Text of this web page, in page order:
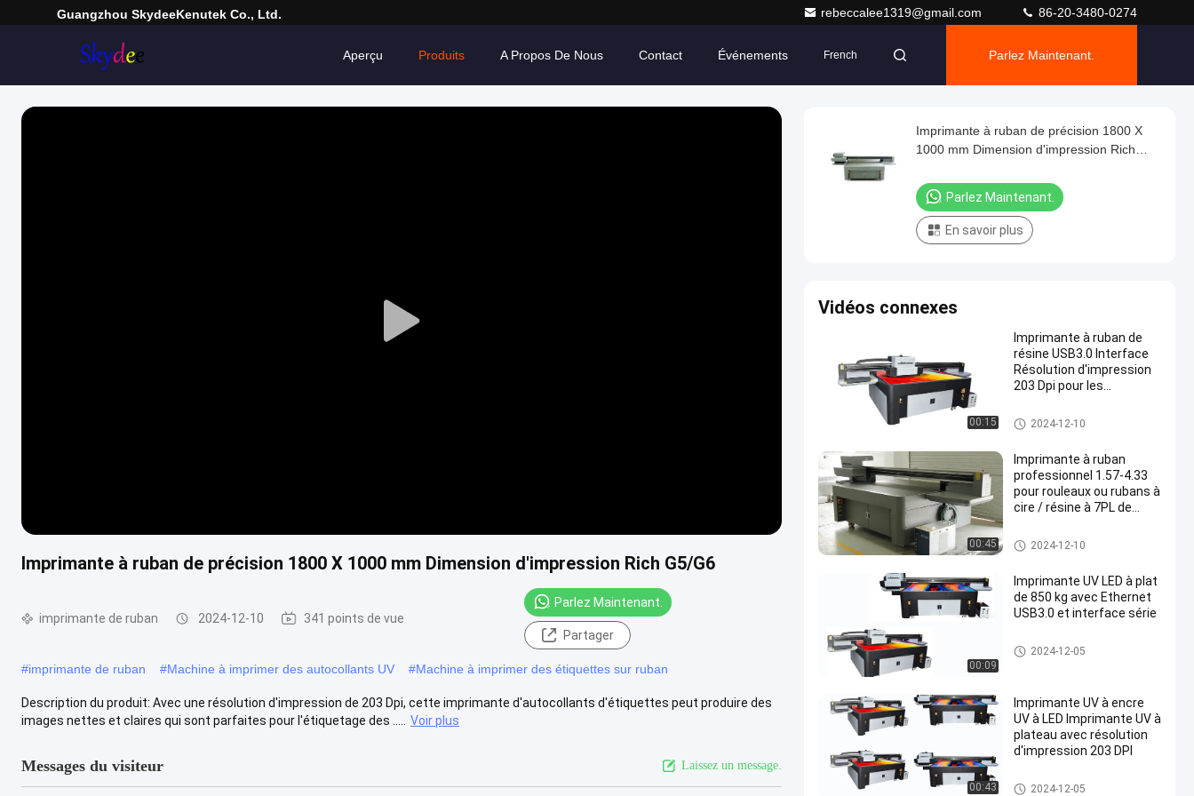
Guangzhou SkydeeKenutek Co., Ltd. rebeccalee1319@gmail.com 86-20-3480-0274
Aperçu Produits A Propos De Nous Contact Événements French Parlez Maintenant.
Play
Imprimante à ruban de précision 1800 X 1000 mm Dimension d'impression Rich G5/G6
imprimante de ruban 2024-12-10 341 points de vue
Parlez Maintenant.
Partager
#imprimante de ruban #Machine à imprimer des autocollants UV #Machine à imprimer des étiquettes sur ruban
Description du produit: Avec une résolution d'impression de 203 Dpi, cette imprimante d'autocollants d'étiquettes peut produire des
images nettes et claires qui sont parfaites pour l'étiquetage des .....
Voir plus
Messages du visiteur Laissez un message.
Imprimante à ruban de précision 1800 X
1000 mm Dimension d'impression Rich
Parlez Maintenant.
En savoir plus
Vidéos connexes
00:15
Imprimante à ruban de
résine USB3.0 Interface
Résolution d'impression
203 Dpi pour les
imprimante de ruban
2024-12-10
00:45
Imprimante à ruban
professionnel 1.57-4.33
pour rouleaux ou rubans à
cire / résine à 7PL de
imprimante de ruban
2024-12-10
00:09
Imprimante UV LED à plat
de 850 kg avec Ethernet
USB3.0 et interface série
imprimante de ruban
2024-12-05
00:43
Imprimante UV à encre
UV à LED Imprimante UV à
plateau avec résolution
d'impression 203 DPI
imprimante de ruban
2024-12-05